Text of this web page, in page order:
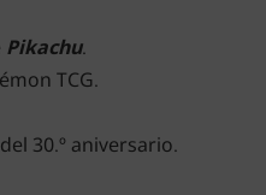
Pikachu.
TCG.
30.º aniversario.